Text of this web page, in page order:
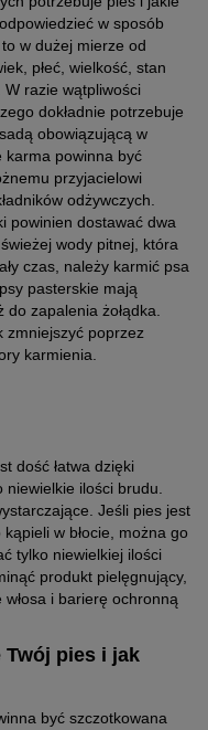
w sposób
w dużej mierze od
płeć, wielkość, stan
razie wątpliwości
dokładnie potrzebuje
obowiązującą w
karma powinna być
przyjacielowi
odżywczych.
powinien dostawać dwa
wody pitnej, która
czas, należy karmić psa
pasterskie mają
do zapalenia żołądka.
zmniejszyć poprzez
karmienia.
dość łatwa dzięki
niewielkie ilości brudu.
Jeśli pies jest
w błocie, można go
tylko niewielkiej ilości
produkt pielęgnujący,
i barierę ochronną
pies i jak
być szczotkowana